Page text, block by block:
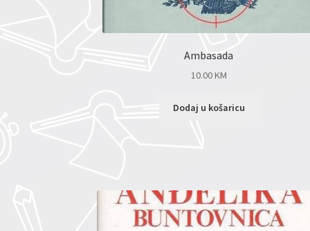
Ambasada
10.00KM
Dodaj u košaricu